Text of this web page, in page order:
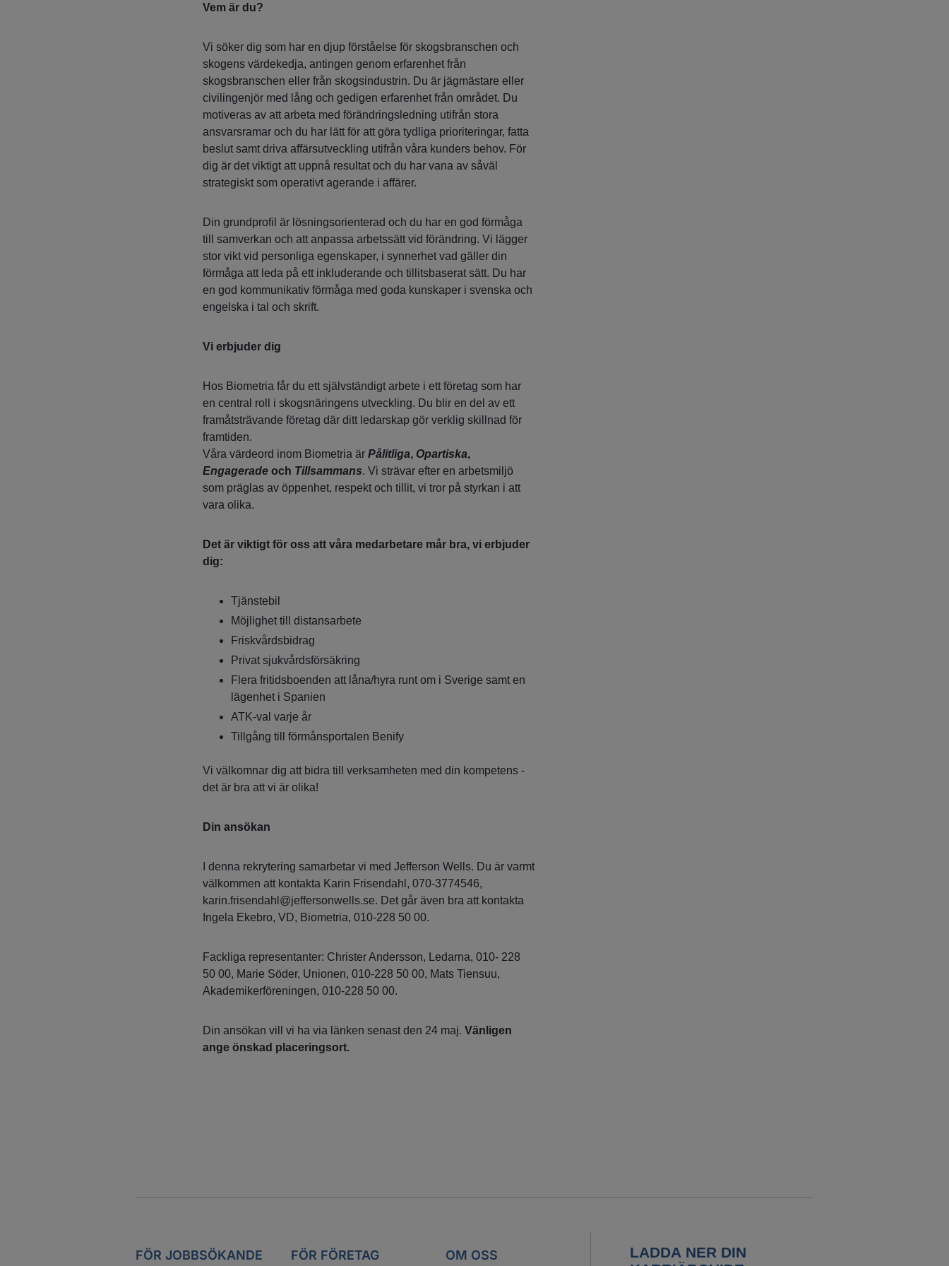
Vem är du?
Vi söker dig som har en djup förståelse för skogsbranschen och
skogens värdekedja, antingen genom erfarenhet från
skogsbranschen eller från skogsindustrin. Du är jägmästare eller
civilingenjör med lång och gedigen erfarenhet från området. Du
motiveras av att arbeta med förändringsledning utifrån stora
ansvarsramar och du har lätt för att göra tydliga prioriteringar, fatta
beslut samt driva affärsutveckling utifrån våra kunders behov. För
dig är det viktigt att uppnå resultat och du har vana av såväl
strategiskt som operativt agerande i affärer.
Din grundprofil är lösningsorienterad och du har en god förmåga
till samverkan och att anpassa arbetssätt vid förändring. Vi lägger
stor vikt vid personliga egenskaper, i synnerhet vad gäller din
förmåga att leda på ett inkluderande och tillitsbaserat sätt. Du har
en god kommunikativ förmåga med goda kunskaper i svenska och
engelska i tal och skrift.
Vi erbjuder dig
Hos Biometria får du ett självständigt arbete i ett företag som har
en central roll i skogsnäringens utveckling. Du blir en del av ett
framåtsträvande företag där ditt ledarskap gör verklig skillnad för
framtiden.
Våra värdeord inom Biometria är Pålitliga, Opartiska,
Engageradeoch Tillsammans. Vi strävar efter en arbetsmiljö
som präglas av öppenhet, respekt och tillit, vi tror på styrkan i att
vara olika.
Det är viktigt för oss att våra medarbetare mår bra, vi erbjuder
dig:
Tjänstebil
Möjlighet till distansarbete
Friskvårdsbidrag
Privat sjukvårdsförsäkring
Flera fritidsboenden att låna/hyra runt om i Sverige samt en
lägenhet i Spanien
ATK-val varje år
Tillgång till förmånsportalen Benify
Vi välkomnar dig att bidra till verksamheten med din kompetens -
det är bra att vi är olika!
Din ansökan
I denna rekrytering samarbetar vi med Jefferson Wells. Du är varmt
välkommen att kontakta Karin Frisendahl, 070-3774546,
karin.frisendahl@jeffersonwells.se. Det går även bra att kontakta
Ingela Ekebro, VD, Biometria, 010-228 50 00.
Fackliga representanter: Christer Andersson, Ledarna, 010- 228
50 00, Marie Söder, Unionen, 010-228 50 00, Mats Tiensuu,
Akademikerföreningen, 010-228 50 00.
Din ansökan vill vi ha via länken senast den 24 maj. Vänligen
ange önskad placeringsort.
FÖR JOBBSÖKANDE FÖR FÖRETAG OM OSS